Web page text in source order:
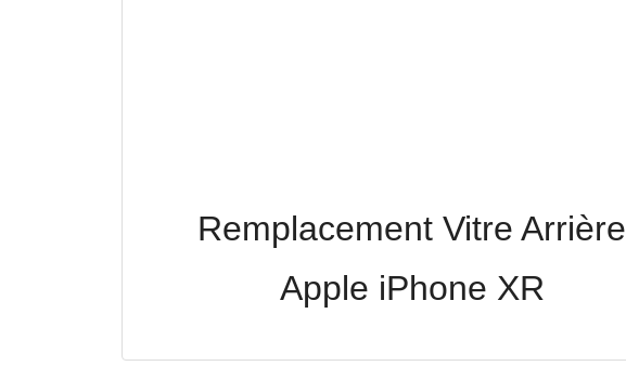
Remplacement Vitre Arrière
Apple iPhone XR